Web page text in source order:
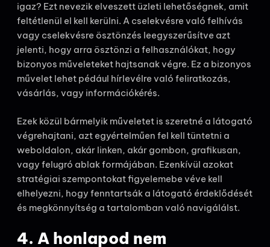
igaz? Ezt nevezik elveszett üzleti lehetőségnek, amit
feltétlenül el kell kerülni. A cselekvésre való felhívás
vagy cselekvésre ösztönzés leegyszerűsítve azt
jelenti, hogy arra ösztönzi a felhasználókat, hogy
bizonyos műveleteket hajtsanak végre. Ez a bizonyos
művelet lehet pédául hírlevélre való feliratkozás,
vásárlás, vagy információkérés.
Ezek közül bármelyik műveletet is szeretné a látogató
végrehajtani, azt egyértelműen fel kell tüntetni a
weboldalon, akár linken, akár gombon, grafikusan,
vagy felugró ablak formájában. Ezenkívül azokat
stratégiai szempontokat figyelemebe véve kell
elhelyezni, hogy fenntartsák a látogató érdeklődését
és megkönnyítség a tartalomban való navigálálst.
4. A honlapod nem